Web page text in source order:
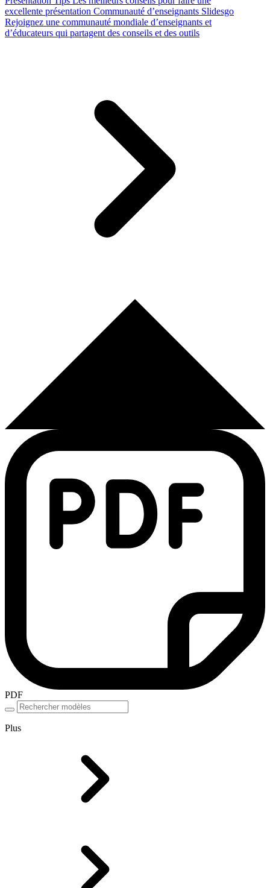
excellente présentation Communauté d’enseignants Slidesgo
Rejoignez une communauté mondiale d’enseignants et
d’éducateurs qui partagent des conseils et des outils
PDF
Plus